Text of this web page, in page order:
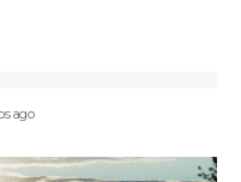
ago